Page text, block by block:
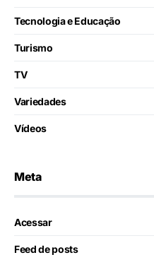
Tecnologia e Educação
Turismo
TV
Variedades
Vídeos
Meta
Acessar
Feed de posts